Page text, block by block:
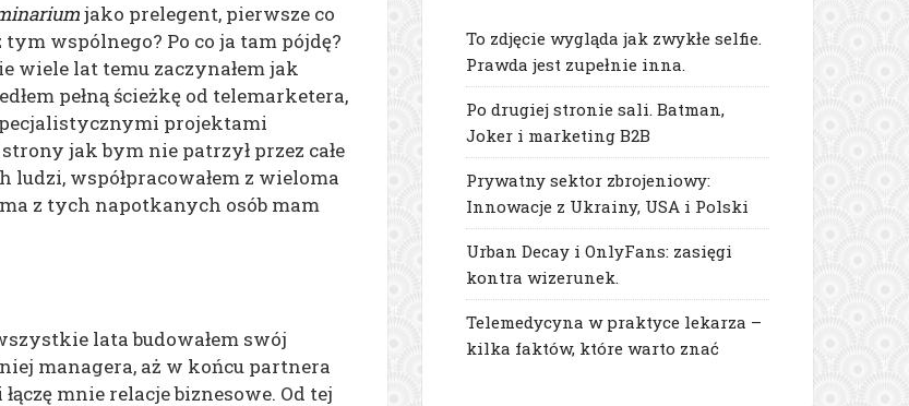
jako prelegent, pierwsze co
tym wspólnego? Po co ja tam pójdę?
wiele lat temu zaczynałem jak
pełną ścieżkę od telemarketera,
projektami
jak bym nie patrzył przez całe
ludzi, współpracowałem z wieloma
z tych napotkanych osób mam
lata budowałem swój
managera, aż w końcu partnera
mnie relacje biznesowe. Od tej
To zdjęcie wygląda jak zwykłe selfie.
Prawda jest zupełnie inna.
Po drugiej stronie sali. Batman,
Joker i marketing B2B
Prywatny sektor zbrojeniowy:
Innowacje z Ukrainy, USA i Polski
Urban Decay i OnlyFans: zasięgi
kontra wizerunek.
Telemedycyna w praktyce lekarza –
kilka faktów, które warto znać